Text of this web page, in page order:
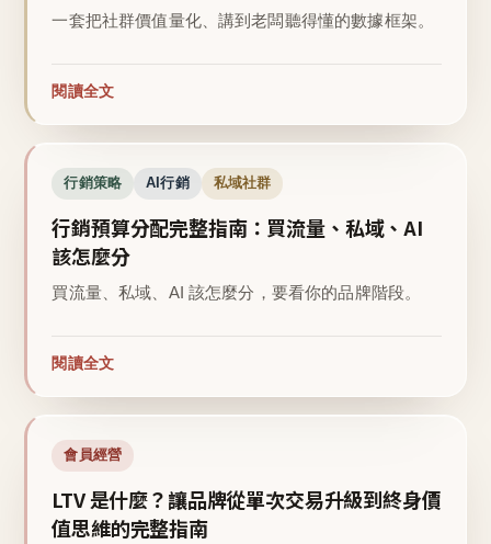
一套把社群價值量化、講到老闆聽得懂的數據框架。
閱讀全文
行銷策略 AI行銷 私域社群
行銷預算分配完整指南：買流量、私域、AI
該怎麼分
買流量、私域、AI 該怎麼分，要看你的品牌階段。
閱讀全文
會員經營
LTV 是什麼？讓品牌從單次交易升級到終身價
值思維的完整指南